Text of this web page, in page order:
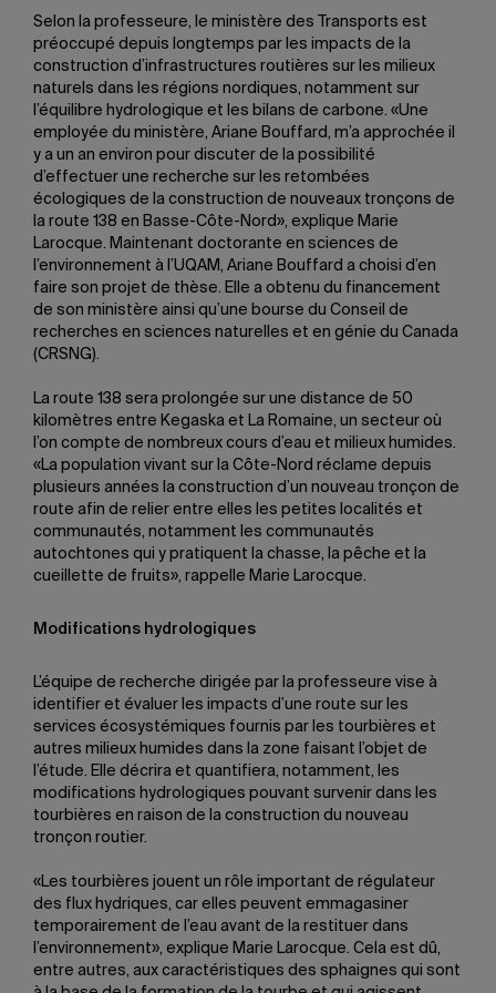
Selon la professeure, le ministère des Transports est
préoccupé depuis longtemps par les impacts de la
construction d’infrastructures routières sur les milieux
naturels dans les régions nordiques, notamment sur
l’équilibre hydrologique et les bilans de carbone. «Une
employée du ministère, Ariane Bouffard, m’a approchée il
y a un an environ pour discuter de la possibilité
d’effectuer une recherche sur les retombées
écologiques de la construction de nouveaux tronçons de
la route 138 en Basse-Côte-Nord», explique Marie
Larocque. Maintenant doctorante en sciences de
l’environnement à l’UQAM, Ariane Bouffard a choisi d’en
faire son projet de thèse. Elle a obtenu du financement
de son ministère ainsi qu’une bourse du Conseil de
recherches en sciences naturelles et en génie du Canada
(CRSNG).
La route 138 sera prolongée sur une distance de 50
kilomètres entre Kegaska et La Romaine, un secteur où
l’on compte de nombreux cours d’eau et milieux humides.
«La population vivant sur la Côte-Nord réclame depuis
plusieurs années la construction d’un nouveau tronçon de
route afin de relier entre elles les petites localités et
communautés, notamment les communautés
autochtones qui y pratiquent la chasse, la pêche et la
cueillette de fruits», rappelle Marie Larocque.
Modifications hydrologiques
L’équipe de recherche dirigée par la professeure vise à
identifier et évaluer les impacts d’une route sur les
services écosystémiques fournis par les tourbières et
autres milieux humides dans la zone faisant l’objet de
l’étude. Elle décrira et quantifiera, notamment, les
modifications hydrologiques pouvant survenir dans les
tourbières en raison de la construction du nouveau
tronçon routier.
«Les tourbières jouent un rôle important de régulateur
des flux hydriques, car elles peuvent emmagasiner
temporairement de l’eau avant de la restituer dans
l’environnement», explique Marie Larocque. Cela est dû,
entre autres, aux caractéristiques des sphaignes qui sont